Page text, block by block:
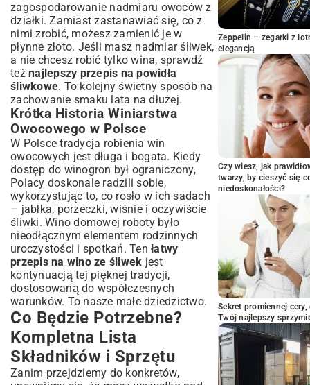
Słodkie czy Wytrawne? Jak Dostosować
Smak
Podsumowanie: Ciesz Się Smakiem
Własnoręcznego Wina!
zagospodarowanie nadmiaru owoców z
działki. Zamiast zastanawiać się, co z
nimi zrobić, możesz zamienić je w
płynne złoto. Jeśli masz nadmiar śliwek,
a nie chcesz robić tylko wina, sprawdź
też najlepszy przepis na powidła
śliwkowe. To kolejny świetny sposób na
zachowanie smaku lata na dłużej.
Krótka Historia Winiarstwa
Owocowego w Polsce
W Polsce tradycja robienia win
owocowych jest długa i bogata. Kiedy
dostęp do winogron był ograniczony,
Polacy doskonale radzili sobie,
wykorzystując to, co rosło w ich sadach
– jabłka, porzeczki, wiśnie i oczywiście
śliwki. Wino domowej roboty było
nieodłącznym elementem rodzinnych
uroczystości i spotkań. Ten łatwy
przepis na wino ze śliwek jest
kontynuacją tej pięknej tradycji,
dostosowaną do współczesnych
warunków. To nasze małe dziedzictwo.
Co Będzie Potrzebne?
Kompletna Lista
Składników i Sprzętu
Zanim przejdziemy do konkretów,
Zeppelin – zegarki z
elegancją
Czy wiesz, jak
twarzy, by cieszyć się
niedoskonałości?
Sekret promiennej
Twój najlepszy